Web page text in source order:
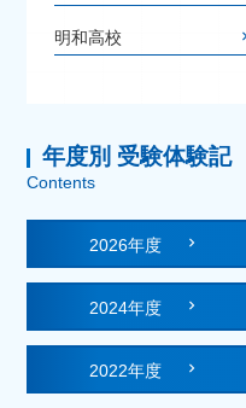
明和高校
年度別 受験体験記
Contents
2026年度
2024年度
2022年度